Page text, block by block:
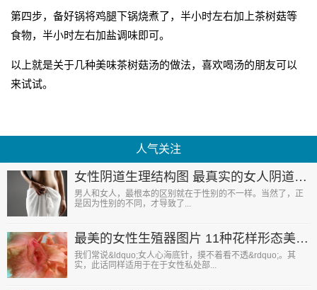
第四步，备好锅将鸡腿下锅烧煮了，半小时左右加上茶树菇等
食物，半小时左右加盐调味即可。
以上就是关于几种美味茶树菇汤的做法，喜欢喝汤的朋友可以
来试试。
人气关注
女性阴道生理结构图 最真实的女人阴道图片
男人和女人，最根本的区别就在于性别的不一样。当然了，正
是因为性别的不同，才导致了...
最美的女性生殖器图片 11种花样形态美到暴
我们常说&ldquo;女人心海底针，摸不着看不透&rdquo;。其
实，此话同样适用于在于女性私处部...